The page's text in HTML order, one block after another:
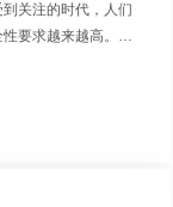
关注的时代，人们
要求越来越高。由